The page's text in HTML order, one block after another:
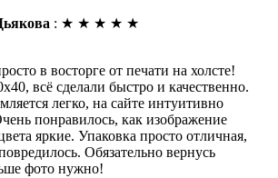
: ★ ★ ★ ★ ★
в восторге от печати на холсте!
всё сделали быстро и качественно.
легко, на сайте интуитивно
понравилось, как изображение
яркие. Упаковка просто отличная,
Обязательно вернусь
фото нужно!